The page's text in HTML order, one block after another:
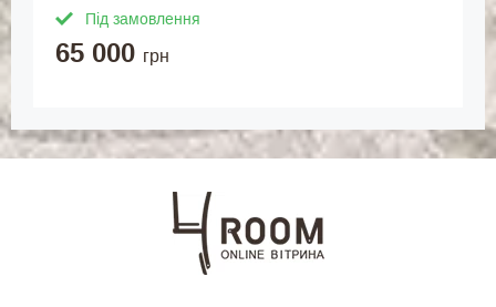
Під замовлення
65 000 грн